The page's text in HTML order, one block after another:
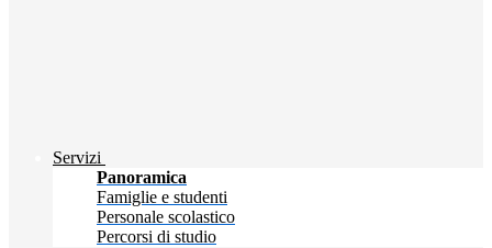
Servizi
Panoramica
Famiglie e studenti
Personale scolastico
Percorsi di studio